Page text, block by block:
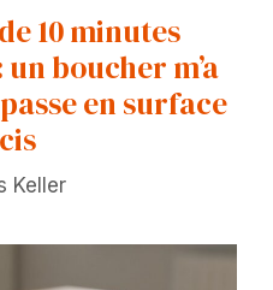
10 minutes
boucher m’a
en surface
Keller